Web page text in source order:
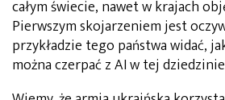
całym świecie, nawet w krajach
Pierwszym skojarzeniem jest
przykładzie tego państwa widać,
można czerpać z AI w tej